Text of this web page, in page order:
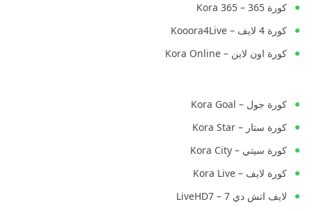
كورة 365 – Kora 365
كورة 4 لايف – Kooora4Live
كورة اون لاين – Kora Online
كورة جول – Kora Goal
كورة ستار – Kora Star
كورة سيتي – Kora City
كورة لايف – Kora Live
لايف اتش دي 7 – LiveHD7